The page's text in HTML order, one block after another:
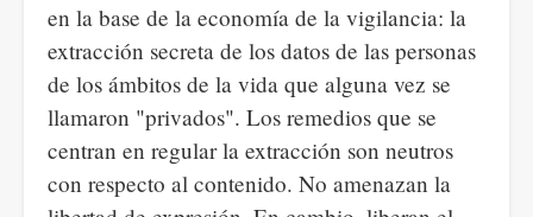
en la base de la economía de la vigilancia: la
extracción secreta de los datos de las personas
de los ámbitos de la vida que alguna vez se
llamaron "privados". Los remedios que se
centran en regular la extracción son neutros
con respecto al contenido. No amenazan la